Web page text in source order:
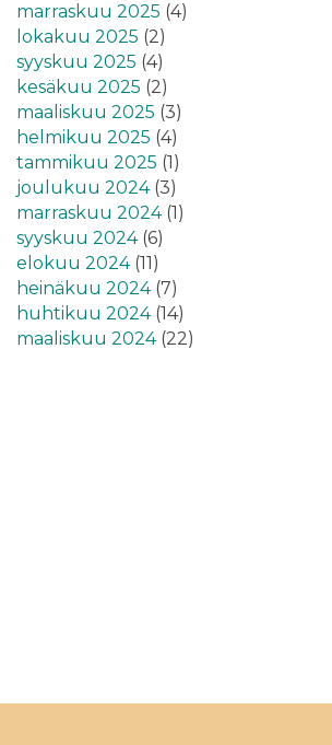
marraskuu 2025 (4)
lokakuu 2025 (2)
syyskuu 2025 (4)
kesäkuu 2025 (2)
maaliskuu 2025 (3)
helmikuu 2025 (4)
tammikuu 2025 (1)
joulukuu 2024(3)
marraskuu 2024(1)
syyskuu 2024(6)
elokuu 2024(11)
heinäkuu 2024(7)
huhtikuu 2024(14)
maaliskuu 2024(22)